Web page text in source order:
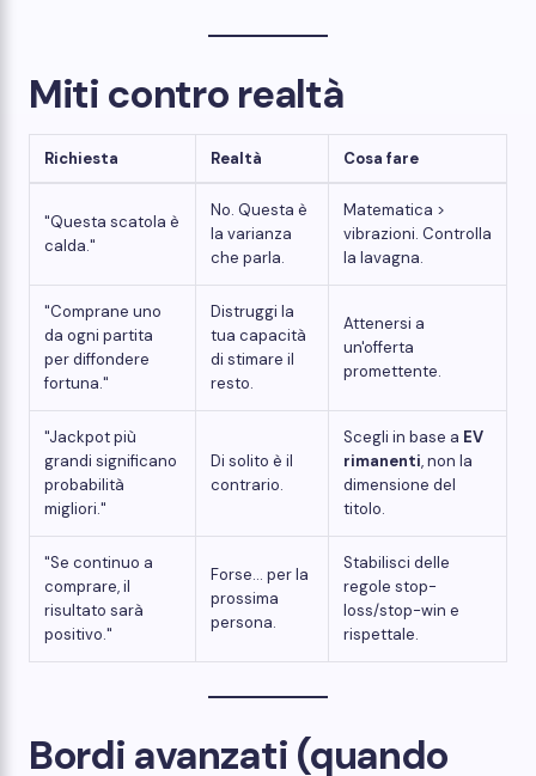
Miti contro realtà
Richiesta Realtà Cosa fare
"Questa scatola è
calda."
No. Questa è
la varianza
che parla.
Matematica >
vibrazioni. Controlla
la lavagna.
"Comprane uno
da ogni partita
per diffondere
fortuna."
Distruggi la
tua capacità
di stimare il
resto.
Attenersi a
un'offerta
promettente.
"Jackpot più
grandi significano
probabilità
migliori."
Di solito è il
contrario.
Scegli in base a EV
rimanenti, non la
dimensione del
titolo.
"Se continuo a
comprare, il
risultato sarà
positivo."
Forse... per la
prossima
persona.
Stabilisci delle
regole stop-
loss/stop-win e
rispettale.
Bordi avanzati (quando